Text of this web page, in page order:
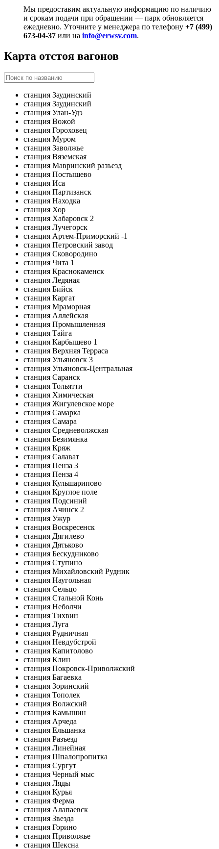
Мы предоставим актуальную информацию по наличию
и срокам подачи при обращении — парк обновляется
ежедневно. Уточните у менеджера по телефону +7 (499)
673-04-37 или на info@erwsv.com.
Карта отстоя вагонов
станция Заудинский
станция Заудинский
станция Улан-Удэ
станция Вожой
станция Гороховец
станция Муром
станция Заволжье
станция Вяземская
станция Мавринский разъезд
станция Постышево
станция Иса
станция Партизанск
станция Находка
станция Хор
станция Хабаровск 2
станция Лучегорск
станция Артем-Приморский -1
станция Петровский завод
станция Сковородино
станция Чита 1
станция Краснокаменск
станция Ледяная
станция Бийск
станция Каргат
станция Мраморная
станция Аллейская
станция Промышленная
станция Тайга
станция Карбышево 1
станция Верхняя Терраса
станция Ульяновск 3
станция Ульяновск-Центральная
станция Саранск
станция Тольятти
станция Химическая
станция Жигулевское море
станция Самарка
станция Самара
станция Средневолжская
станция Безимянка
станция Кряж
станция Салават
станция Пенза 3
станция Пенза 4
станция Кульшарипово
станция Круглое поле
станция Подсиний
станция Ачинск 2
станция Ужур
станция Воскресенск
станция Дягилево
станция Дятьково
станция Бескудниково
станция Ступино
станция Михайловский Рудник
станция Наугольная
станция Сельцо
станция Стальной Конь
станция Неболчи
станция Тихвин
станция Луга
станция Рудничная
станция Невдубстрой
станция Капитолово
станция Клин
станция Покровск-Приволжский
станция Багаевка
станция Зоринский
станция Тополек
станция Волжский
станция Камышин
станция Арчеда
станция Ельшанка
станция Разъезд
станция Линейная
станция Шпалопропитка
станция Сургут
станция Черный мыс
станция Ляды
станция Курья
станция Ферма
станция Алапаевск
станция Звезда
станция Горино
станция Приволжье
станция Шексна